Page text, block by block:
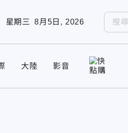
星期三 8月5日, 2026
大陸 影音